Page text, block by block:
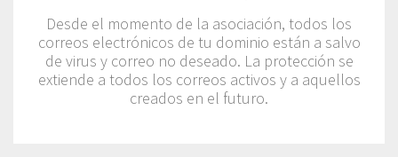
Desde el momento de la asociación, todos los
correos electrónicos de tu dominio están a salvo
de virus y correo no deseado. La protección se
extiende a todos los correos activos y a aquellos
creados en el futuro.